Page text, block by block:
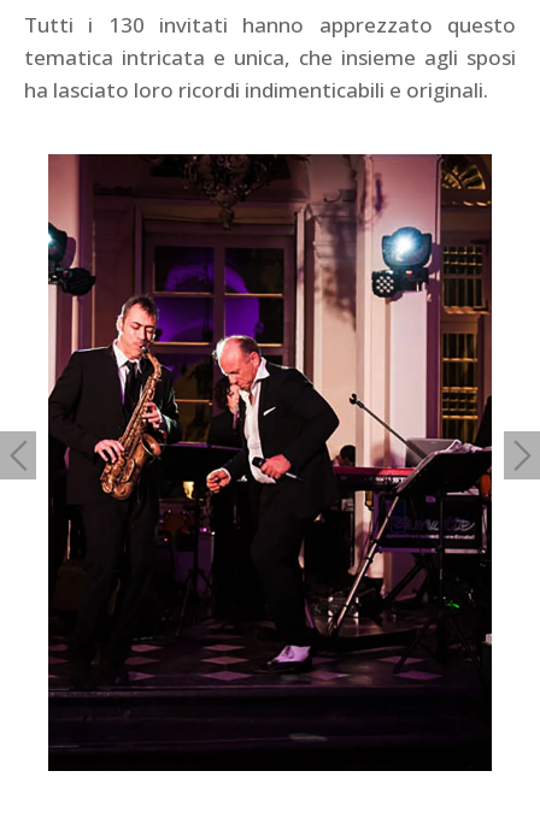
Tutti i 130 invitati hanno apprezzato questo
tematica intricata e unica, che insieme agli sposi
ha lasciato loro ricordi indimenticabili e originali.